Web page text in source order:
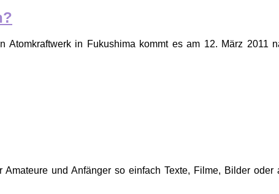
in Fukushima kommt es am 12. März 2011
und Anfänger so einfach Texte, Filme, Bilder